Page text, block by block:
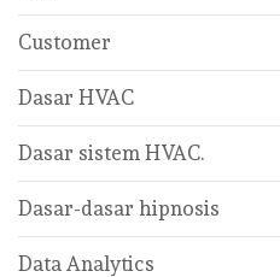
Customer
Dasar HVAC
Dasar sistem HVAC.
Dasar-dasar hipnosis
Data Analytics